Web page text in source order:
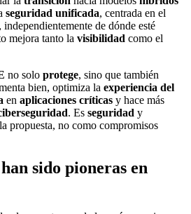
seguridad unificada, centrada en el
, independientemente de dónde esté
mejora tanto la visibilidad como el
no solo protege, sino que también
bien, optimiza la experiencia del
en aplicaciones críticas y hace más
. Es seguridad y
propuesta, no como compromisos
sido pioneras en